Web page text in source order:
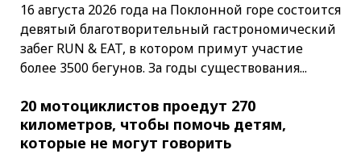
16 августа 2026 года на Поклонной горе состоится
девятый благотворительный гастрономический
забег RUN & EAT, в котором примут участие
более 3500 бегунов. За годы существования...
20 мотоциклистов проедут 270
километров, чтобы помочь детям,
которые не могут говорить